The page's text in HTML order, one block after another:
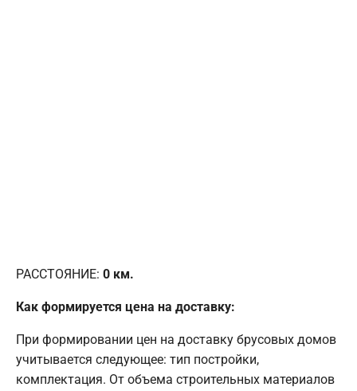
РАССТОЯНИЕ: 0 км.
Как формируется цена на доставку:
При формировании цен на доставку брусовых домов
учитывается следующее: тип постройки,
комплектация. От объема строительных материалов